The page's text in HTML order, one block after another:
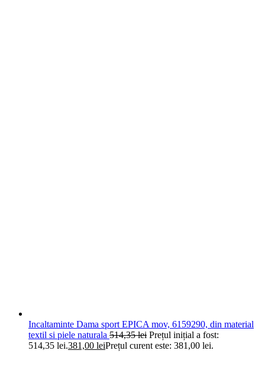
Incaltaminte Dama sport EPICA mov, 6159290, din material
textil si piele naturala 514,35lei Prețul inițial a fost:
514,35 lei.381,00 leiPrețul curent este: 381,00 lei.